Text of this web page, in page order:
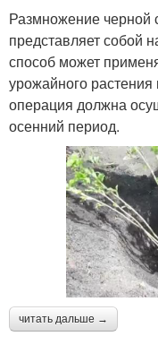
Размножение черной
представляет собой
способ может
урожайного растения
операция должна
осенний период.
читать дальше →